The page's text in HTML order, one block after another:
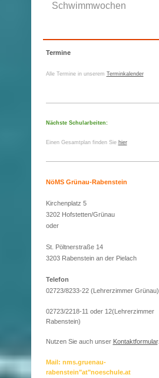
Schwimmwochen
Termine
Alle Termine in unserem Terminkalender
Nächste Schularbeiten:
Einen Gesamtplan finden Sie hier
NöMS Grünau-Rabenstein
Kirchenplatz 5
3202 Hofstetten/Grünau
oder
St. Pöltnerstraße 14
3203 Rabenstein an der Pielach
Telefon
02723/8233-22 (Lehrerzimmer Grünau)
02723/2218-11 oder 12(Lehrerzimmer
Rabenstein)
Nutzen Sie auch unser Kontaktformular.
Mail: nms.gruenau-
rabenstein"at"noeschule.at